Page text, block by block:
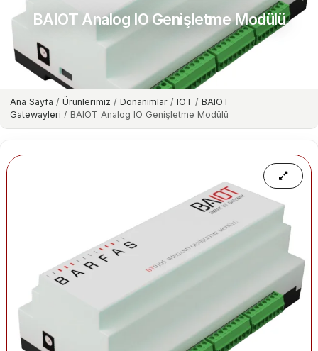
BAIOT Analog IO Genişletme Modülü
Ana Sayfa / Ürünlerimiz / Donanımlar / IOT / BAIOT
Gatewayleri / BAIOT Analog IO Genişletme Modülü